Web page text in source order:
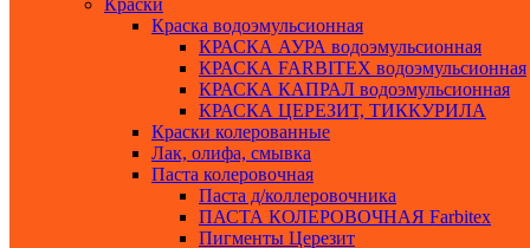
Краски
Краска водоэмульсионная
КРАСКА АУРА водоэмульсионная
КРАСКА FARBITEX водоэмульсионная
КРАСКА КАПРАЛ водоэмульсионная
КРАСКА ЦЕРЕЗИТ, ТИККУРИЛА
Краски колерованные
Лак, олифа, смывка
Паста колеровочная
Паста д/коллеровочника
ПАСТА КОЛЕРОВОЧНАЯ Farbitex
Пигменты Церезит